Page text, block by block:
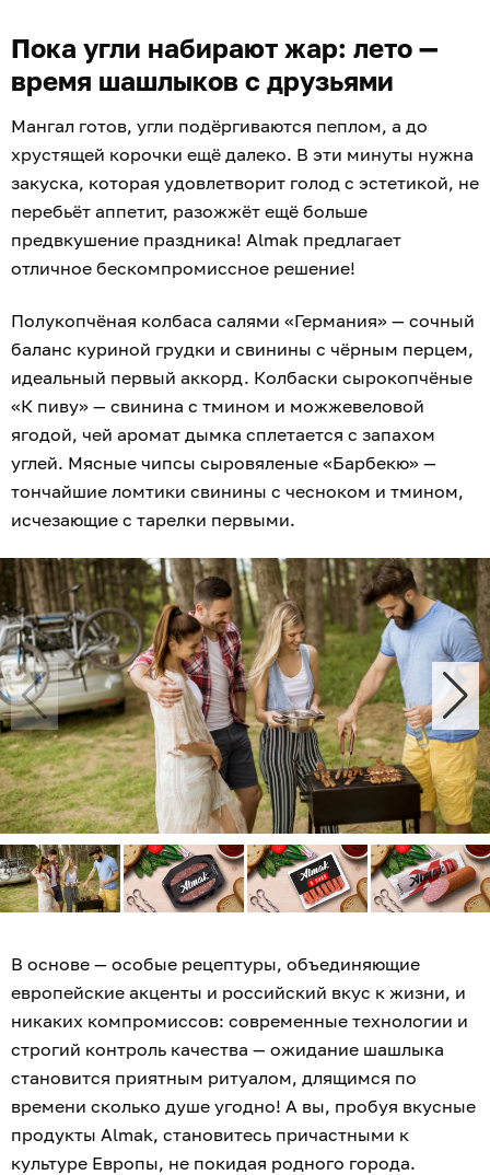
Пока угли набирают жар: лето —
время шашлыков с друзьями
Мангал готов, угли подёргиваются пеплом, а до
хрустящей корочки ещё далеко. В эти минуты нужна
закуска, которая удовлетворит голод с эстетикой, не
перебьёт аппетит, разожжёт ещё больше
предвкушение праздника! Almak предлагает
отличное бескомпромиссное решение!
Полукопчёная колбаса салями «Германия» — сочный
баланс куриной грудки и свинины с чёрным перцем,
идеальный первый аккорд. Колбаски сырокопчёные
«К пиву» — свинина с тмином и можжевеловой
ягодой, чей аромат дымка сплетается с запахом
углей. Мясные чипсы сыровяленые «Барбекю» —
тончайшие ломтики свинины с чесноком и тмином,
исчезающие с тарелки первыми.
В основе — особые рецептуры, объединяющие
европейские акценты и российский вкус к жизни, и
никаких компромиссов: современные технологии и
строгий контроль качества — ожидание шашлыка
становится приятным ритуалом, длящимся по
времени сколько душе угодно! А вы, пробуя вкусные
продукты Almak, становитесь причастными к
культуре Европы, не покидая родного города.